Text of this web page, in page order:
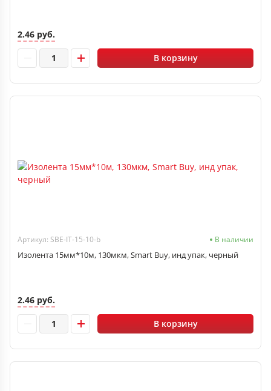
2.46 руб.
В корзину
Артикул: SBE-IT-15-10-b В наличии
Изолента 15мм*10м, 130мкм, Smart Buy, инд упак, черный
2.46 руб.
В корзину